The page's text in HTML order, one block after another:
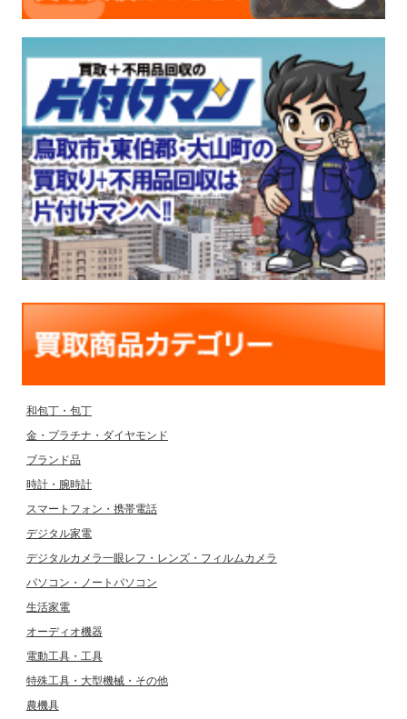
和包丁・包丁
金・プラチナ・ダイヤモンド
ブランド品
時計・腕時計
スマートフォン・携帯電話
デジタル家電
デジタルカメラ一眼レフ・レンズ・フィルムカメラ
パソコン・ノートパソコン
生活家電
オーディオ機器
電動工具・工具
特殊工具・大型機械・その他
農機具